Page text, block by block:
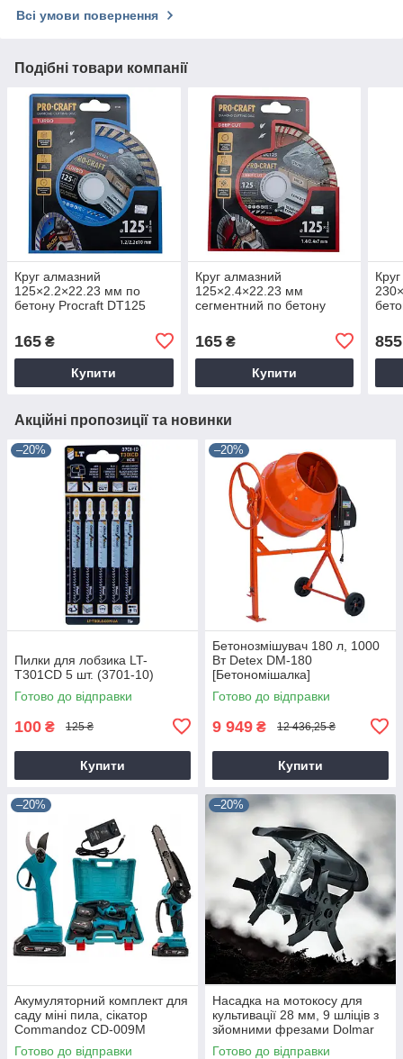
Всі умови повернення
Подібні товари компанії
Круг алмазний
125×2.2×22.23 мм по
бетону Procraft DT125
165 ₴
Купити
Круг алмазний
125×2.4×22.23 мм
сегментний по бетону
165₴
Купити
855
Акційні пропозиції та новинки
–20%
Пилки для лобзика LT-
T301CD 5 шт. (3701-10)
Готово до відправки
100 ₴ 125 ₴
Купити
–20%
Бетонозмішувач 180 л, 1000
Вт Detex DM-180
[Бетономішалка]
Готово до відправки
9 949 ₴ 12 436,25 ₴
Купити
–20%
Акумуляторний комплект для
саду міні пила, сікатор
Commandoz CD-009M
Готово до відправки
–20%
Насадка на мотокосу для
культивації 28 мм, 9 шліців з
зйомними фрезами Dolmar
9T28
Готово до відправки